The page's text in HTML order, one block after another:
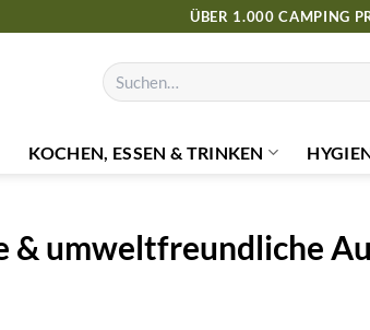
ÜBER 1.000 CAMPING
Suchen
nach:
KOCHEN, ESSEN & TRINKEN
& umweltfreundliche